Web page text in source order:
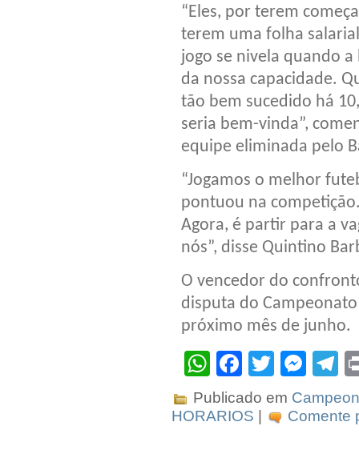
“Eles, por terem
terem uma folha
jogo se nivela quando a
da nossa capacidade.
tão bem sucedido há
seria bem-vinda”,
equipe eliminada pelo
“Jogamos o melhor
pontuou na
Agora, é partir para a
nós”, disse Quintino
O vencedor do
disputa do
próximo mês de junho.
WhatsApp
Facebook
Twitter
Publicado em
HORARIOS
Comente